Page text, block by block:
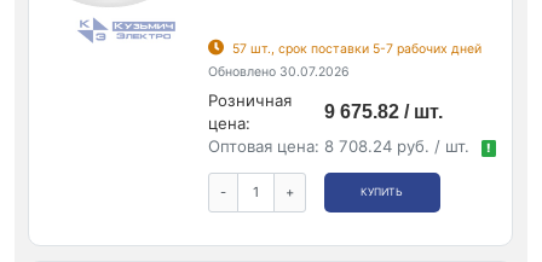
57 шт., срок поставки 5-7 рабочих дней
Обновлено 30.07.2026
Розничная
цена:
9 675.82 / шт.
Оптовая цена: 8 708.24 руб. / шт. !
- + КУПИТЬ